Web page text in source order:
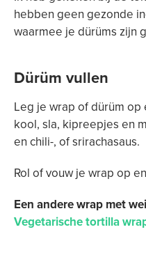
hebben geen gezonde
waarmee je dürüms zijn
Dürüm vullen
Leg je wrap of dürüm
kool, sla, kipreepjes en
en chili-, of srirachasaus.
Rol of vouw je wrap op
Een andere wrap met
Vegetarische tortilla